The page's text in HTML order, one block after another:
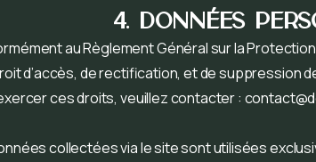
4. DonnÉes
au Règlement Général sur la
d’accès, de rectification, et de suppression
ces droits, veuillez contacter :
collectées via le site sont utilisées